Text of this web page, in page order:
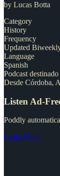
by Lucas Botta
Category
History
Frequency
Updated
Language
Spanish
Podcast
Desde Córdoba,
Listen Ad-
Poddly
Learn More